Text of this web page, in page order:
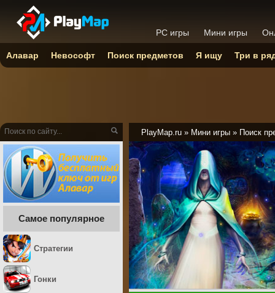
PlayMap.ru » Мини игры » Поиск
Самое популярное
Стратегии
Гонки
PC игры Мини игры
Алавар Невософт Поиск предметов Я ищу Три в